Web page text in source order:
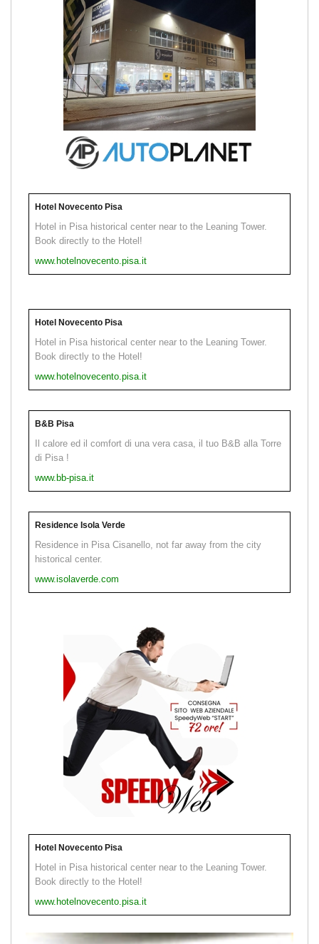
Hotel Novecento Pisa
Hotel in Pisa historical center near to the Leaning Tower.
Book directly to the Hotel!
www.hotelnovecento.pisa.it
Hotel Novecento Pisa
Hotel in Pisa historical center near to the Leaning Tower.
Book directly to the Hotel!
www.hotelnovecento.pisa.it
B&B Pisa
Il calore ed il comfort di una vera casa, il tuo B&B alla Torre
di Pisa !
www.bb-pisa.it
Residence Isola Verde
Residence in Pisa Cisanello, not far away from the city
historical center.
www.isolaverde.com
Hotel Novecento Pisa
Hotel in Pisa historical center near to the Leaning Tower.
Book directly to the Hotel!
www.hotelnovecento.pisa.it